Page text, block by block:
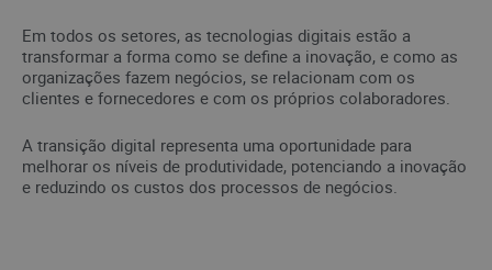
Em todos os setores, as tecnologias digitais estão a
transformar a forma como se define a inovação, e como as
organizações fazem negócios, se relacionam com os
clientes e fornecedores e com os próprios colaboradores.
A transição digital representa uma oportunidade para
melhorar os níveis de produtividade, potenciando a inovação
e reduzindo os custos dos processos de negócios.